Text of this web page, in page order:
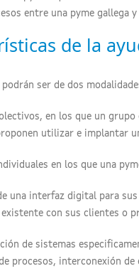
entre una pyme gallega
de la
ser de dos
en los que un
utilizar e implantar
en los que una
una interfaz digital para
con sus clientes o
de sistemas
procesos, interconexión